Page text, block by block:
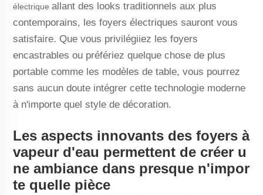
électrique allant des looks traditionnels aux plus
contemporains, les foyers électriques sauront vous
satisfaire. Que vous privilégiiez les foyers
encastrables ou préfériez quelque chose de plus
portable comme les modèles de table, vous pourrez
sans aucun doute intégrer cette technologie moderne
à n'importe quel style de décoration.
Les aspects innovants des foyers à
vapeur d'eau permettent de créer u
ne ambiance dans presque n'impor
te quelle pièce